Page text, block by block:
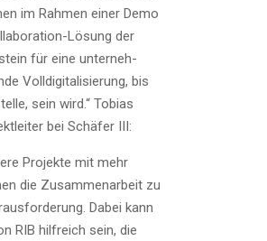
im Rah­men einer Demo
Lösung der
für eine unter­neh­
Voll­di­gi­ta­li­sie­rung, bis
sein wird.“ Tobi­as
bei Schä­fer III:
Pro­jek­te mit mehr
die Zusam­men­ar­beit zu
Dabei kann
RIB hilf­reich sein, die